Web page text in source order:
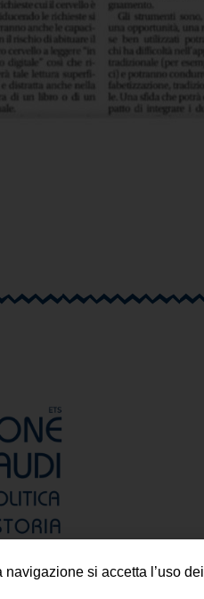
ETS
si accetta l’uso dei